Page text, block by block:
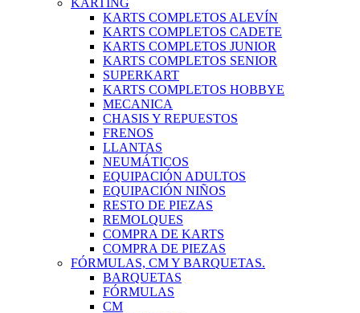
KARTING
KARTS COMPLETOS ALEVÍN
KARTS COMPLETOS CADETE
KARTS COMPLETOS JUNIOR
KARTS COMPLETOS SENIOR
SUPERKART
KARTS COMPLETOS HOBBYE
MECANICA
CHASIS Y REPUESTOS
FRENOS
LLANTAS
NEUMÁTICOS
EQUIPACIÓN ADULTOS
EQUIPACIÓN NIÑOS
RESTO DE PIEZAS
REMOLQUES
COMPRA DE KARTS
COMPRA DE PIEZAS
FÓRMULAS, CM Y BARQUETAS.
BARQUETAS
FÓRMULAS
CM